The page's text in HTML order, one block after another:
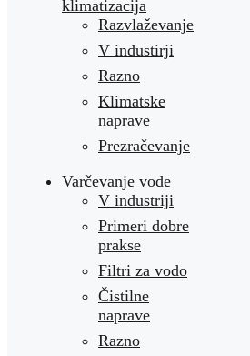
klimatizacija
Razvlaževanje
V industirji
Razno
Klimatske
naprave
Prezračevanje
Varčevanje vode
V industriji
Primeri dobre
prakse
Filtri za vodo
Čistilne
naprave
Razno